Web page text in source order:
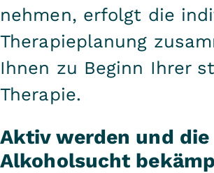
nehmen, erfolgt die
Therapieplanung
Ihnen zu Beginn Ihrer
Therapie.
Aktiv werden und die
Alkoholsucht